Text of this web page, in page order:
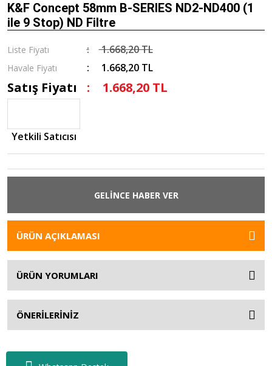
K&F Concept 58mm B-SERIES ND2-ND400 (1
ile 9 Stop) ND Filtre
Liste Fiyatı 1.668,20 TL
Havale Fiyatı 1.668,20 TL
Satış Fiyatı 1.668,20 TL
Yetkili Satıcısı
GELİNCE HABER VER
ÜRÜN AÇIKLAMASI
ÜRÜN YORUMLARI
ÖNERİLERİNİZ